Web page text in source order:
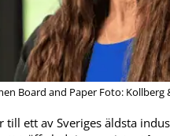
Board and Paper Foto: Kollberg
till ett av Sveriges äldsta